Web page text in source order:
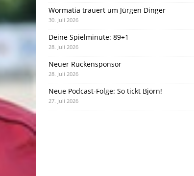
Wormatia trauert um Jürgen Dinger
30. Juli 2026
Deine Spielminute: 89+1
28. Juli 2026
Neuer Rückensponsor
28. Juli 2026
Neue Podcast-Folge: So tickt Björn!
27. Juli 2026